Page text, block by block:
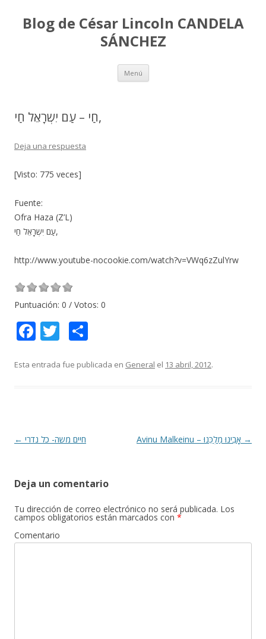
Blog de César Lincoln CANDELA
SÁNCHEZ
Menú Ir
contenido
חַי – עַם יִשְרָאֵל חַי,
Deja una respuesta
[Visto: 775 veces]
Fuente:
Ofra Haza (Z’L)
עַם יִשְרָאֵל חַי,
http://www.youtube-nocookie.com/watch?v=VWq6zZulYrw
Puntuación: 0 / Votos: 0
F
e
k
T
itt m
Esta entrada fue publicada en General el 13 abril, 2012.
Navegación
← חיים משה- כל נדרי →
Deja un comentario
Tu dirección de correo electrónico no será publicada. Los
campos obligatorios están marcados con *
Comentario